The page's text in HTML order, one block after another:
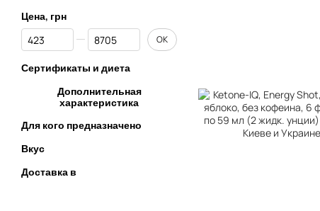
Цена, грн
От Цена, грн
До Цена, грн OK
Сертификаты и диета
Дополнительная
характеристика
Для кого предназначено
Вкус
Доставка в